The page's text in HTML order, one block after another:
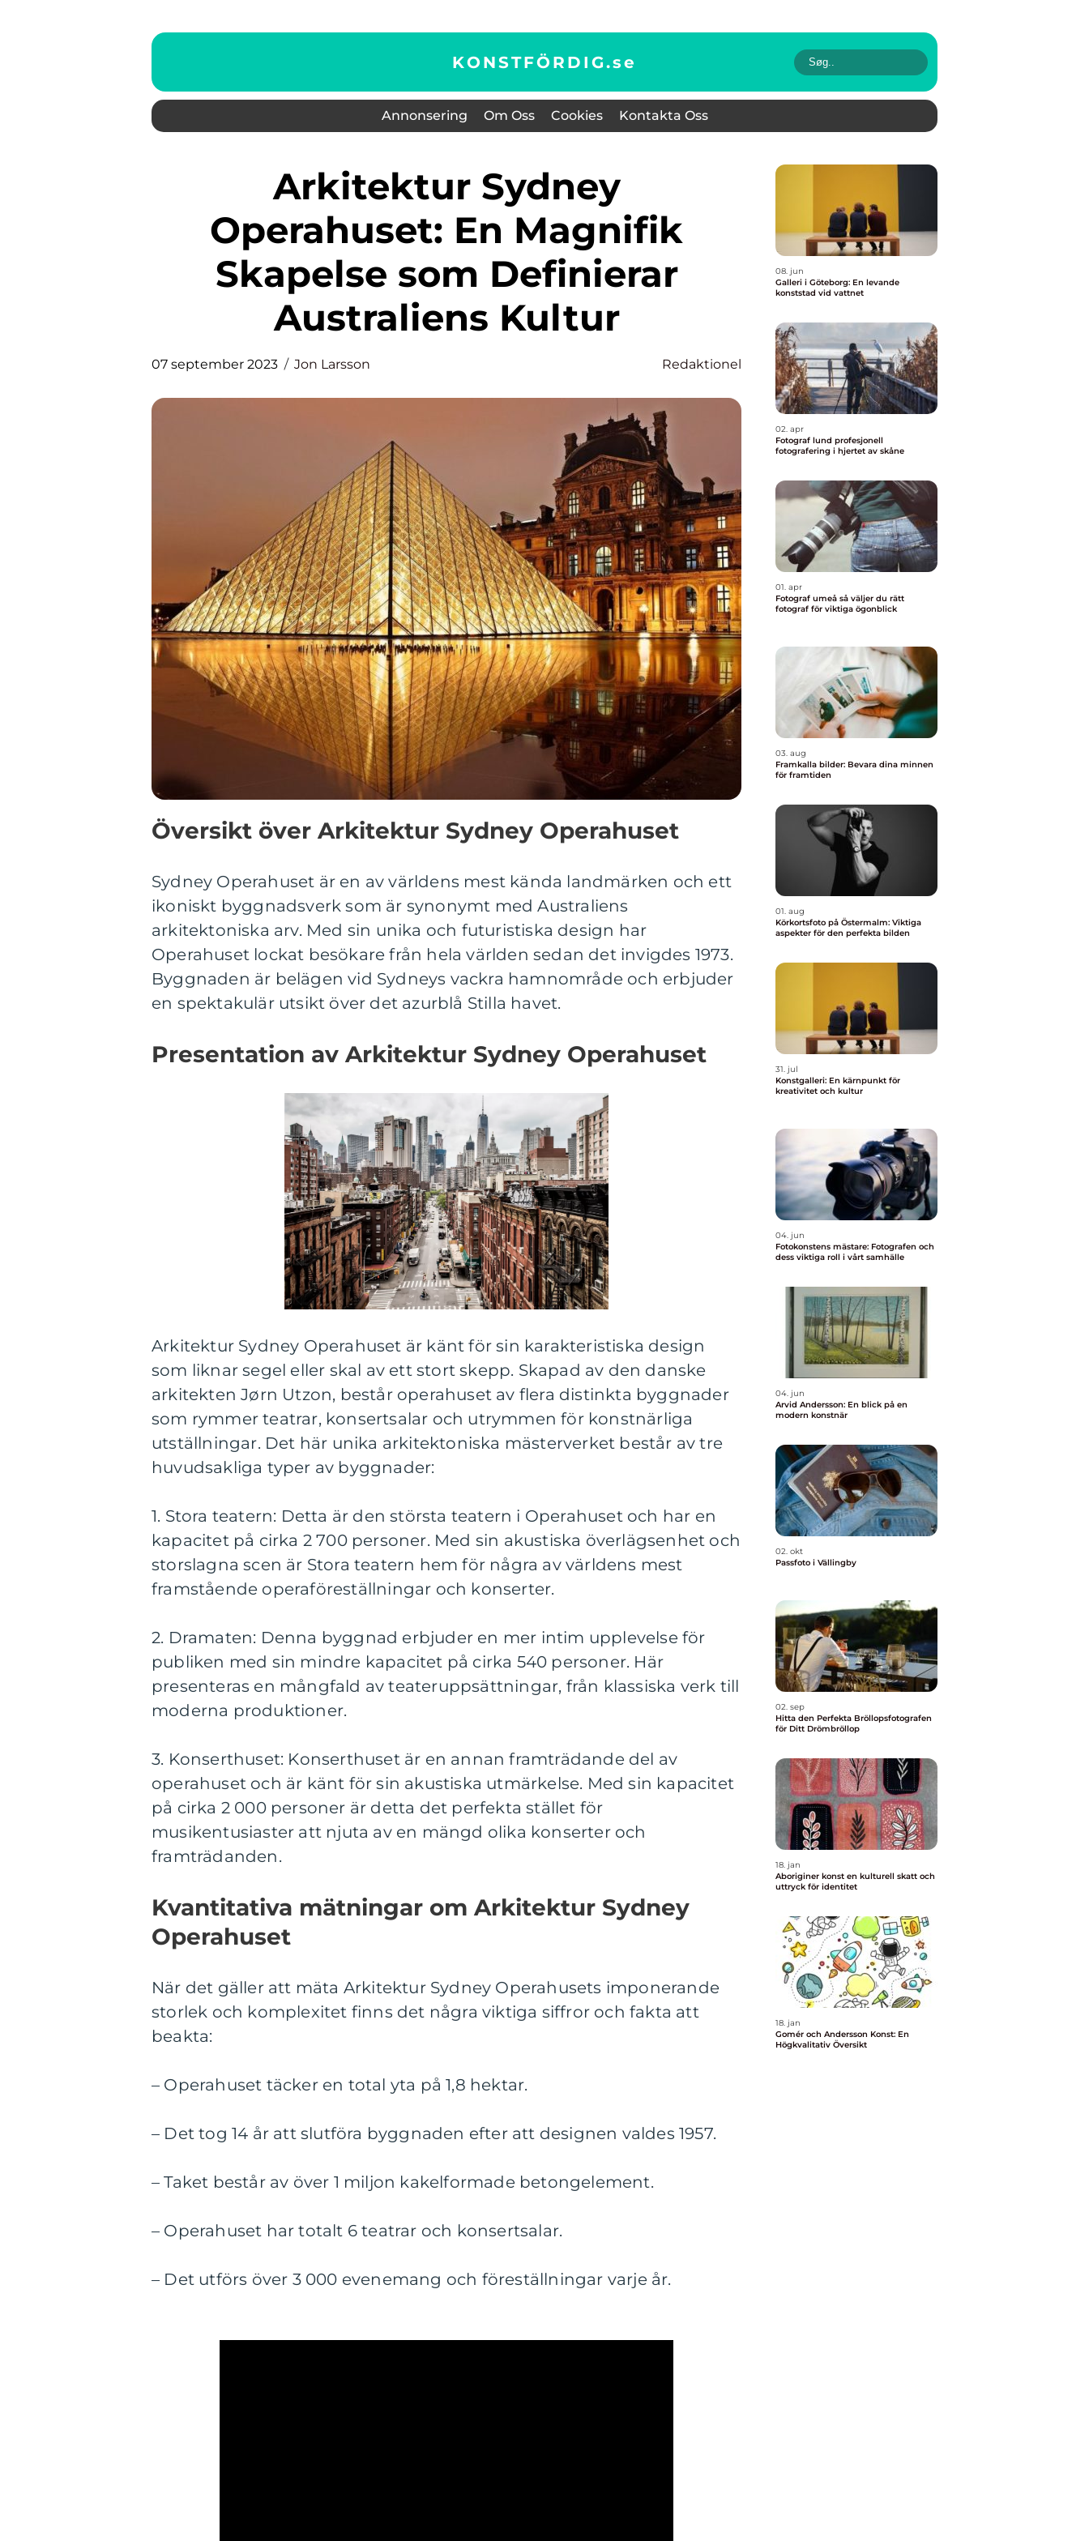
KONSTFÖRDIG.se
Annonsering Om Oss Cookies Kontakta Oss
Arkitektur Sydney
Operahuset: En Magnifik
Skapelse som Definierar
Australiens Kultur
07 september 2023 Jon Larsson Redaktionel
Översikt över Arkitektur Sydney Operahuset
Sydney Operahuset är en av världens mest kända landmärken och ett
ikoniskt byggnadsverk som är synonymt med Australiens
arkitektoniska arv. Med sin unika och futuristiska design har
Operahuset lockat besökare från hela världen sedan det invigdes 1973.
Byggnaden är belägen vid Sydneys vackra hamnområde och erbjuder
en spektakulär utsikt över det azurblå Stilla havet.
Presentation av Arkitektur Sydney Operahuset
Arkitektur Sydney Operahuset är känt för sin karakteristiska design
som liknar segel eller skal av ett stort skepp. Skapad av den danske
arkitekten Jørn Utzon, består operahuset av flera distinkta byggnader
som rymmer teatrar, konsertsalar och utrymmen för konstnärliga
utställningar. Det här unika arkitektoniska mästerverket består av tre
huvudsakliga typer av byggnader:
1. Stora teatern: Detta är den största teatern i Operahuset och har en
kapacitet på cirka 2 700 personer. Med sin akustiska överlägsenhet och
storslagna scen är Stora teatern hem för några av världens mest
framstående operaföreställningar och konserter.
2. Dramaten: Denna byggnad erbjuder en mer intim upplevelse för
publiken med sin mindre kapacitet på cirka 540 personer. Här
presenteras en mångfald av teateruppsättningar, från klassiska verk till
moderna produktioner.
3. Konserthuset: Konserthuset är en annan framträdande del av
operahuset och är känt för sin akustiska utmärkelse. Med sin kapacitet
på cirka 2 000 personer är detta det perfekta stället för
musikentusiaster att njuta av en mängd olika konserter och
framträdanden.
Kvantitativa mätningar om Arkitektur Sydney
Operahuset
När det gäller att mäta Arkitektur Sydney Operahusets imponerande
storlek och komplexitet finns det några viktiga siffror och fakta att
beakta:
– Operahuset täcker en total yta på 1,8 hektar.
– Det tog 14 år att slutföra byggnaden efter att designen valdes 1957.
– Taket består av över 1 miljon kakelformade betongelement.
– Operahuset har totalt 6 teatrar och konsertsalar.
– Det utförs över 3 000 evenemang och föreställningar varje år.
08. jun
Galleri i Göteborg: En levande
konststad vid vattnet
02. apr
Fotograf lund profesjonell
fotografering i hjertet av skåne
01. apr
Fotograf umeå så väljer du rätt
fotograf för viktiga ögonblick
03. aug
Framkalla bilder: Bevara dina minnen
för framtiden
01. aug
Körkortsfoto på Östermalm: Viktiga
aspekter för den perfekta bilden
31. jul
Konstgalleri: En kärnpunkt för
kreativitet och kultur
04. jun
Fotokonstens mästare: Fotografen och
dess viktiga roll i vårt samhälle
04. jun
Arvid Andersson: En blick på en
modern konstnär
02. okt
Passfoto i Vällingby
02. sep
Hitta den Perfekta Bröllopsfotografen
för Ditt Drömbröllop
18. jan
Aboriginer konst en kulturell skatt och
uttryck för identitet
18. jan
Gomér och Andersson Konst: En
Högkvalitativ Översikt